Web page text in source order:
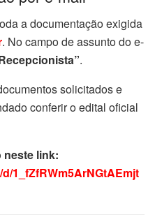
a documentação exigida
. No campo de assunto do e-
.
solicitados e
conferir o edital oficial
neste link:
1_fZfRWm5ArNGtAEmjt